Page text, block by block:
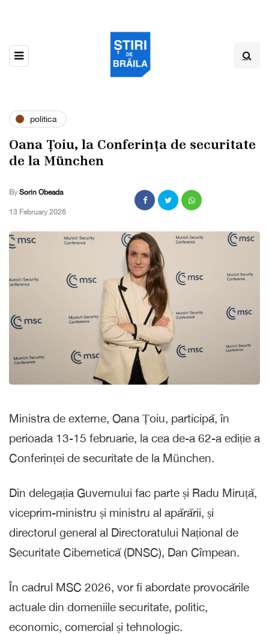
politica
Oana Țoiu, la Conferința de securitate
de la München
By Sorin Obeada
,13 February 2026
Ministra de externe, Oana Țoiu, participă, în
perioada 13-15 februarie, la cea de-a 62-a ediție a
Conferinței de securitate de la München.
Din delegația Guvernului fac parte și Radu Miruță,
viceprim-ministru și ministru al apărării, și
directorul general al Directoratului Național de
Securitate Cibernetică (DNSC), Dan Cîmpean.
În cadrul MSC 2026, vor fi abordate provocările
actuale din domeniile securitate, politic,
economic, comercial și tehnologic.